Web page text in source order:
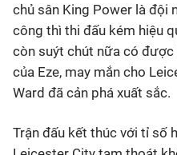
chủ sân King Power là đội
công thì thi đấu kém hiệu
còn suýt chút nữa có
của Eze, may mắn cho
Ward đã cản phá xuất sắc.
Trận đấu kết thúc với tỉ số